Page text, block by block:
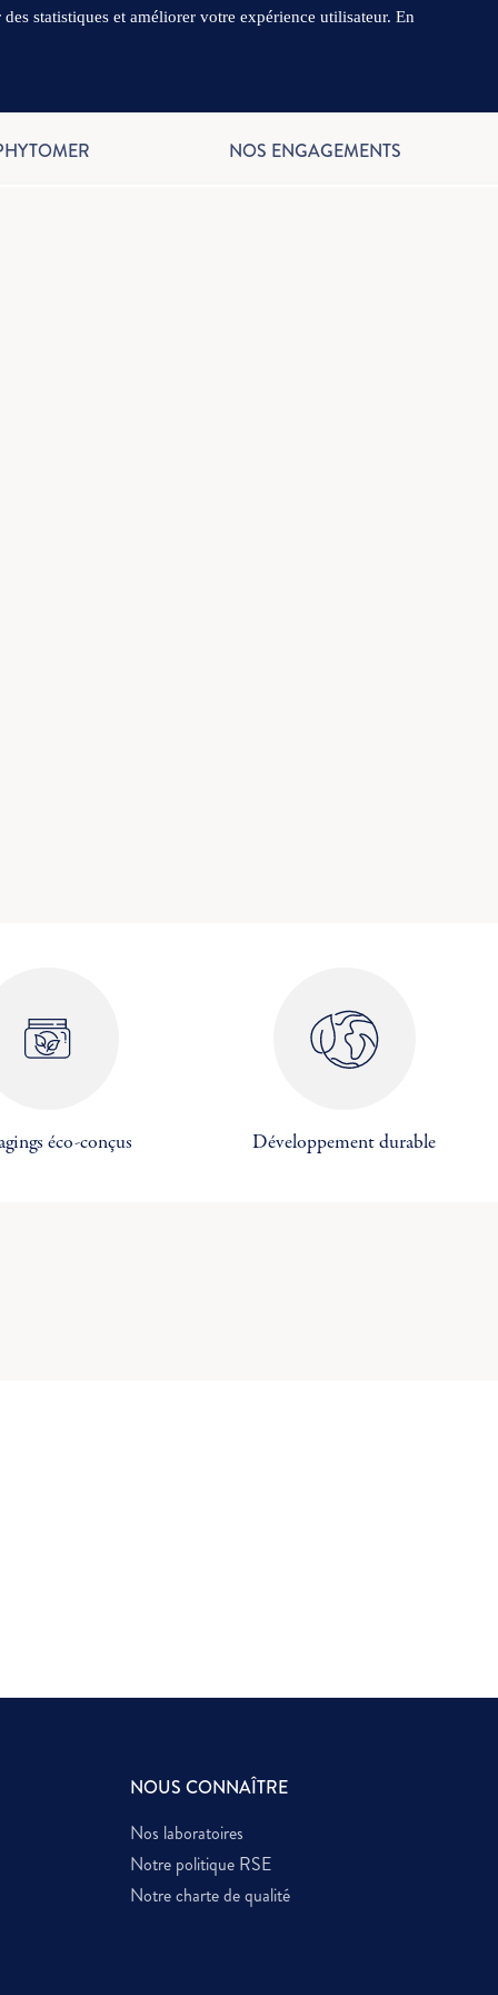
×
NOS ENGAGEMENTS
éco-conçus Développement durable
NOUS CONNAÎTRE
Nos laboratoires
Notre politique RSE
Notre charte de qualité
statistiques et améliorer votre expérience utilisateur. En